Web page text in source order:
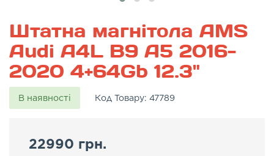
Штатна магнітола AMS
Audi A4L B9 A5 2016-
2020 4+64Gb 12.3"
В наявності Код Товару: 47789
22990 грн.